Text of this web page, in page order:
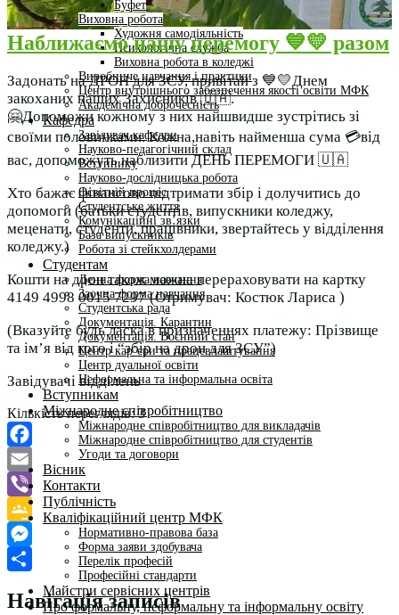
Буфет
Виховна робота
Художня самодіяльність
Психологічна служба
Виховна робота в коледжі
Виробниче навчання і практики
Центр внутрішнього забезпечення якості освіти МФК
Академічна доброчесність
Кафедра
Завідувач кафедри
Науково-педагогічний склад
Вступнику
Науково-дослідницька робота
Освітній процес
Студентське життя
Комунікаційні зв’язки
База випускників
Робота зі стейкхолдерами
Студентам
Денна форма навчання
Заочна форма навчання
Студентська рада
Документація. Карантин
Документація. Воєнний стан
Центр кар’єри та працевлаштування
Центр дуальної освіти
Неформальна та інформальна освіта
Вступникам
Міжнародне співробітництво
Міжнародне співробітництво для викладачів
Міжнародне співробітництво для студентів
Угоди та договори
Вісник
Контакти
Публічність
Кваліфікаційний центр МФК
Нормативно-правова база
Форма заяви здобувача
Перелік професій
Професійні стандарти
Майстри сервісних центрів
Про формальну, неформальну та інформальну освіту
Наближаємо нашу перемогу 💙💛 разом
Задонать на ДРОН для ЗСУ, привітай з 💙💛Днем
закоханих наших Захисників 🇺🇦.
🤗Допоможи кожному з них найшвидше зустрітись зі
своїми половинками. Кожна,навіть найменша сума 💳від
вас, допоможуть наблизити ДЕНЬ ПЕРЕМОГИ 🇺🇦
Хто бажає фінансово підтримати збір і долучитись до
допомоги (батьки студентів, випускники коледжу,
меценати, студенти, працівники, звертайтесь у відділення
коледжу.)
Кошти на дрон також можна перераховувати на картку
4149 4998 0015 7297 (Отримувач: Костюк Лариса )
(Вказуйте будь ласка в призначеннях платежу: Прізвище
та ім’я від кого і “збір на дрон для ЗСУ”)
Завідувачі відділень
Кількість переглядів: 3
Facebook
Email
Viber
Google
Classroom
Messenger
Поділитися
Навігація записів